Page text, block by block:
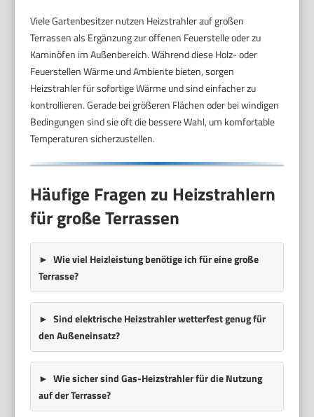
Viele Gartenbesitzer nutzen Heizstrahler auf großen
Terrassen als Ergänzung zur offenen Feuerstelle oder zu
Kaminöfen im Außenbereich. Während diese Holz- oder
Feuerstellen Wärme und Ambiente bieten, sorgen
Heizstrahler für sofortige Wärme und sind einfacher zu
kontrollieren. Gerade bei größeren Flächen oder bei windigen
Bedingungen sind sie oft die bessere Wahl, um komfortable
Temperaturen sicherzustellen.
Häufige Fragen zu Heizstrahlern
für große Terrassen
Wie viel Heizleistung benötige ich für eine große
Terrasse?
Sind elektrische Heizstrahler wetterfest genug für
den Außeneinsatz?
Wie sicher sind Gas-Heizstrahler für die Nutzung
auf der Terrasse?